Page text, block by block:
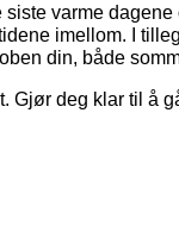
varme
imellom. I
din, både
Gjør deg klar til å